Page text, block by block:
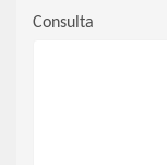
Consulta